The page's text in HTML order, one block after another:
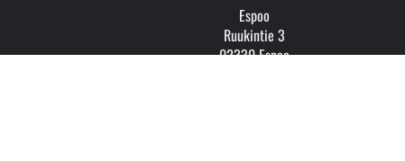
Espoo
Ruukintie 3
02330 Espoo